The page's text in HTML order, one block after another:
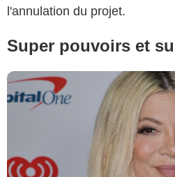
l'annulation du projet.
Super pouvoirs et